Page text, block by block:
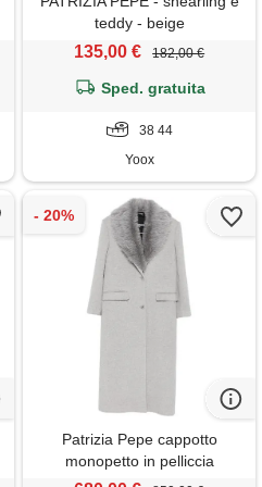
teddy - beige
135,00 € 182,00 €
Sped. gratuita
38 44
Yoox
Patrizia Pepe cappotto
monopetto in pelliccia
sintetica - grigio